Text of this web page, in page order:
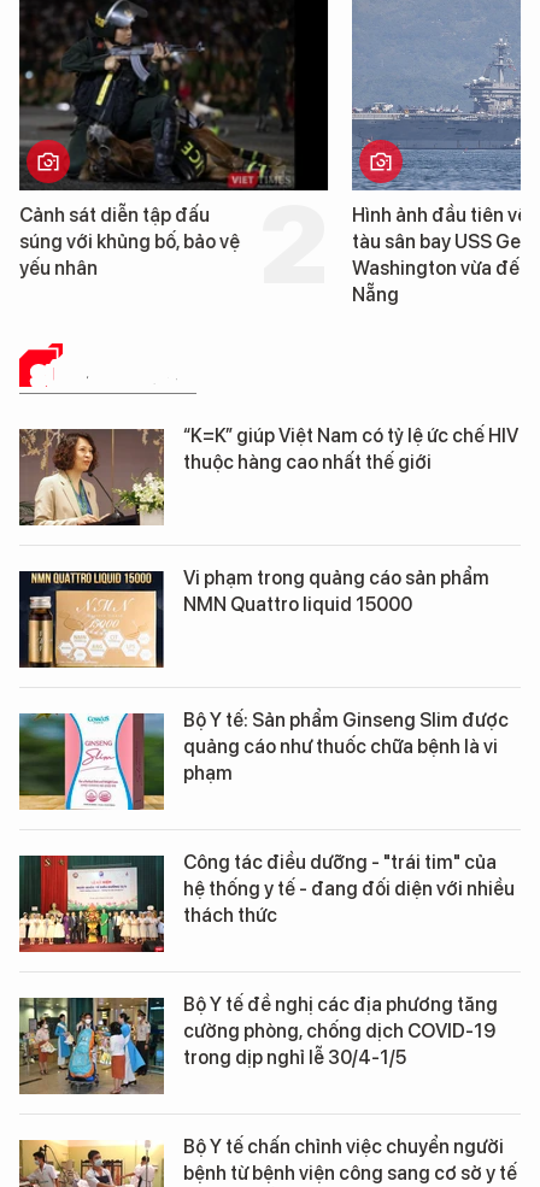
tập đấu
bố, bảo vệ
Hình ảnh đầu tiên về siêu
tàu sân bay USS George
Washington vừa đến Đà
SỨC KHỎE 24H
“K=K” giúp Việt Nam có tỷ lệ ức chế HIV
thuộc hàng cao nhất thế giới
Vi phạm trong quảng cáo sản phẩm
NMN Quattro liquid 15000
Bộ Y tế: Sản phẩm Ginseng Slim được
quảng cáo như thuốc chữa bệnh là vi
phạm
Công tác điều dưỡng - "trái tim" của
hệ thống y tế - đang đối diện với nhiều
thách thức
Bộ Y tế đề nghị các địa phương tăng
cường phòng, chống dịch COVID-19
trong dịp nghỉ lễ 30/4-1/5
Bộ Y tế chấn chỉnh việc chuyển người
bệnh từ bệnh viện công sang cơ sở y tế